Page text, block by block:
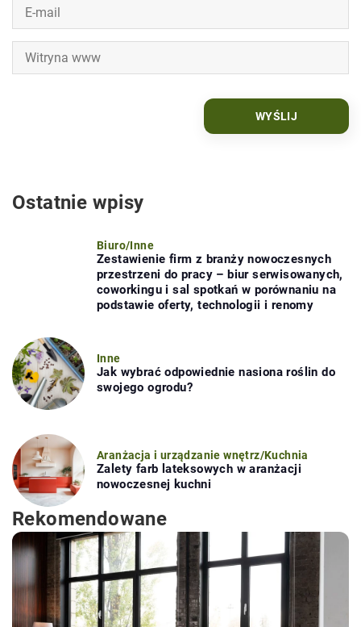
Ostatnie wpisy
Biuro/Inne
Zestawienie firm z branży nowoczesnych
przestrzeni do pracy – biur serwisowanych,
coworkingu i sal spotkań w porównaniu na
podstawie oferty, technologii i renomy
Inne
Jak wybrać odpowiednie nasiona roślin do
swojego ogrodu?
Aranżacja i urządzanie wnętrz/Kuchnia
Zalety farb lateksowych w aranżacji
nowoczesnej kuchni
Rekomendowane